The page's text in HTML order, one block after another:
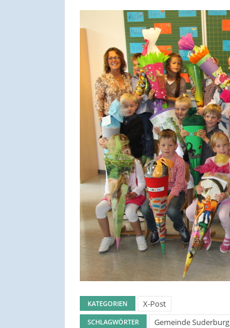
KATEGORIEN X-Post
SCHLAGWÖRTER Gemeinde Suderburg